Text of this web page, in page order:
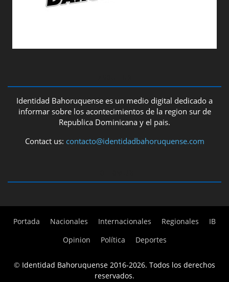
Identidad Bahoruquense es un medio digital dedicado a
informar sobre los acontecimientos de la region sur de
Republica Dominicana y el pais.
Contact us: contacto@identidadbahoruquense.com
Portada Nacionales Internacionales Regionales
IB
Opinion
Política Deportes
© Identidad Bahoruquense 2016-2026. Todos los derechos
reservados.